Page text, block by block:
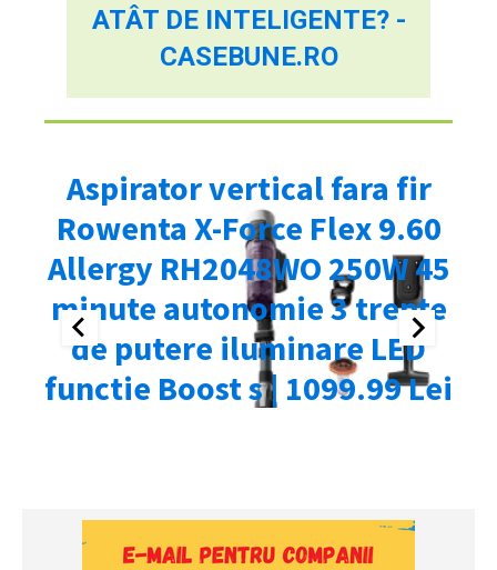
ATÂT DE INTELIGENTE? -
CASEBUNE.RO